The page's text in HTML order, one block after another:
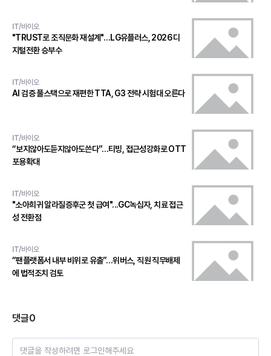
IT/바이오
"TRUST로 조직문화 재설계"…LG유플러스, 2026 디
지털전환 승부수
IT/바이오
AI 검증 풀스택으로 재편한 TTA, G3 전략 시험대 오른다
IT/바이오
“보지않아도듣지않아도쓴다”…티빙, 접근성강화로 OTT
포용확대
IT/바이오
"소아희귀 알라질증후군 첫 급여"...GC녹십자, 치료 접근
성 전환점
IT/바이오
“팬플랫폼서 내부 비위로 유출”…위버스, 직원 직무배제
에 법적조치 검토
댓글0
댓글을 작성하려면 로그인해주세요